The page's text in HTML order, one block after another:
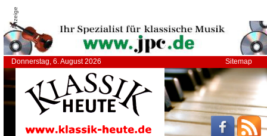
Anzeige
Donnerstag, 6. August 2026 Sitemap